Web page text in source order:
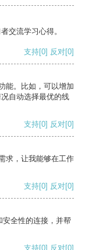
交流学习心得。
支持[0] 反对[0]
能。比如，可以增加
自动选择最优的线
支持[0] 反对[0]
求，让我能够在工作
支持[0] 反对[0]
全性的连接，并帮
支持[0] 反对[0]